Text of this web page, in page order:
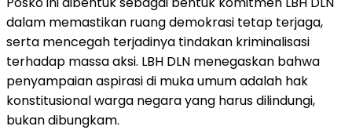
dalam memastikan ruang demokrasi tetap terjaga,
serta mencegah terjadinya tindakan kriminalisasi
terhadap massa aksi. LBH DLN menegaskan bahwa
penyampaian aspirasi di muka umum adalah hak
konstitusional warga negara yang harus dilindungi,
bukan dibungkam.